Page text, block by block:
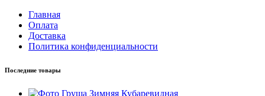
Главная
Оплата
Доставка
Политика конфиденциальности
Последние товары